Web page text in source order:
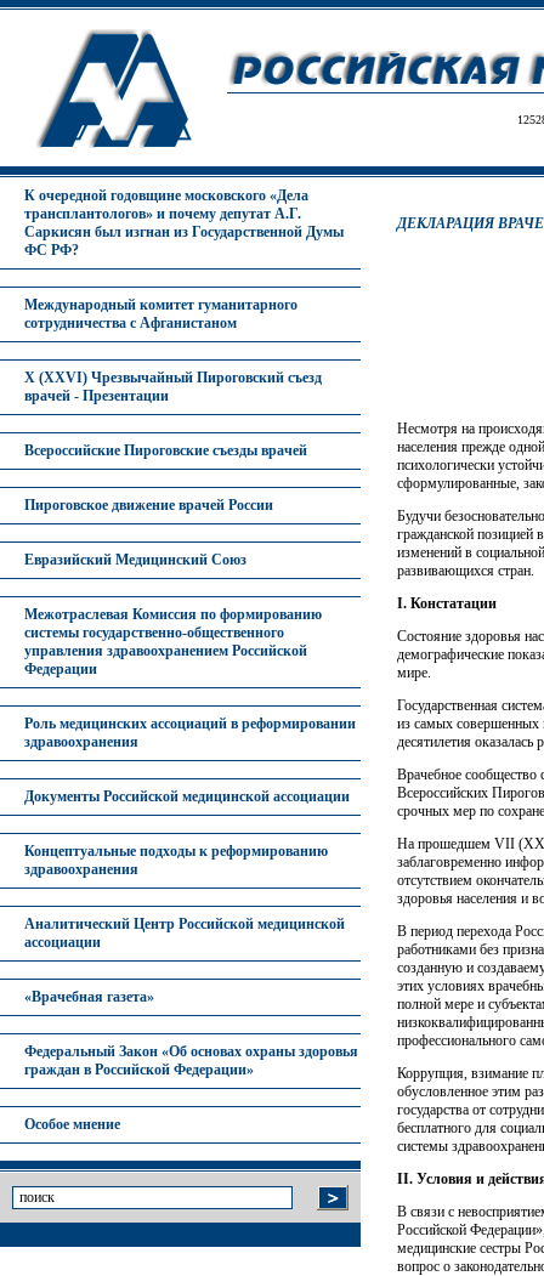
К очередной годовщине московского «Дела
трансплантологов» и почему депутат А.Г.
Саркисян был изгнан из Государственной Думы
ФС РФ?
Международный комитет гуманитарного
сотрудничества с Афганистаном
X (XXVI) Чрезвычайный Пироговский съезд
врачей - Презентации
Всероссийские Пироговские съезды врачей
Пироговское движение врачей России
Евразийский Медицинский Союз
Межотраслевая Комиссия по формированию
системы государственно-общественного
управления здравоохранением Российской
Федерации
Роль медицинских ассоциаций в реформировании
здравоохранения
Документы Российской медицинской ассоциации
Концептуальные подходы к реформированию
здравоохранения
Аналитический Центр Российской медицинской
ассоциации
«Врачебная газета»
Федеральный Закон «Об основах охраны здоровья
граждан в Российской Федерации»
Особое мнение
ДЕКЛАРАЦИЯ
Несмотря на
населения прежде
психологически
сформулированные,
Будучи
гражданской позицией
изменений в
развивающихся стран.
I. Констатации
Состояние здоровья
демографические
мире.
Государственная
из самых совершенных
десятилетия
Врачебное сообщество
Всероссийских
срочных мер по
На прошедшем VII (
заблаговременно
отсутствием
здоровья населения и
В период перехода
работниками без
созданную и
этих условиях
полной мере и
профессионального
Коррупция, взимание
обусловленное этим
государства от
бесплатного для
системы
II. Условия и
В связи с
Российской
медицинские сестры
вопрос о